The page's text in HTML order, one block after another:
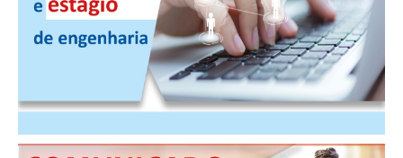
JORNAL DO ENGENHEIRO
NOTÍCIAS NO WHATSAPP